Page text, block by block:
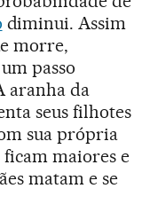
diminui. Assim
morre,
passo
aranha da
seus filhotes
sua própria
maiores e
matam e se